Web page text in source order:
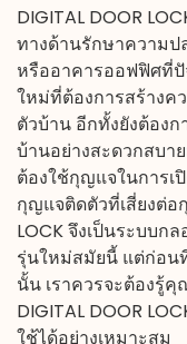
DIGITAL DOOR
ทางด้านรักษาความป
หรืออาคารออฟฟิศที่
ใหม่ที่ต้องการสร้าง
ตัวบ้าน อีกทั้งยังต้อง
บ้านอย่างสะดวกสบา
ต้องใช้กุญแจในการ
กุญแจติดตัวที่เสี่ยงต่อ
LOCK จึงเป็นระบบ
รุ่นใหม่สมัยนี้ แต่ก่อนที่
นั้น เราควรจะต้องรู้
DIGITAL DOOR
ใช้ได้อย่างเหมาะสม